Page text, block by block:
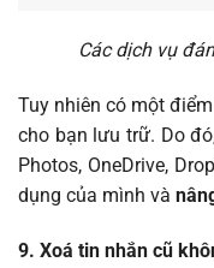
Các dịch vụ
Tuy nhiên có một
cho bạn lưu trữ. Do
Photos, OneDrive,
dụng của mình và
9. Xoá tin nhắn cũ